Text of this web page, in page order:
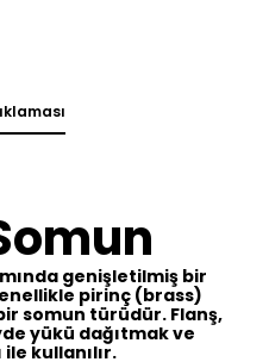
genişletilmiş bir
pirinç (brass)
somun türüdür. Flanş,
yükü dağıtmak ve
kullanılır.